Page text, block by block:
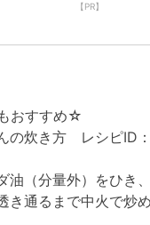
【PR】
おすすめ☆
の炊き方　レシピID
油（分量外）をひき
き通るまで中火で炒め